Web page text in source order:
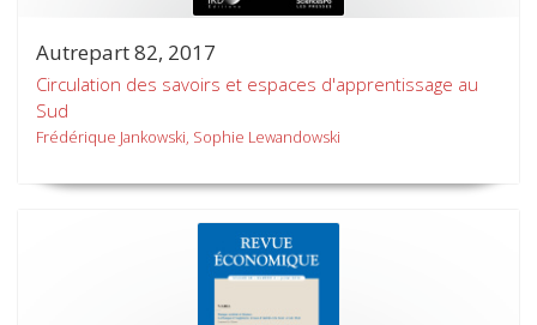
Autrepart 82, 2017
Circulation des savoirs et espaces d'apprentissage au
Sud
Frédérique Jankowski, Sophie Lewandowski